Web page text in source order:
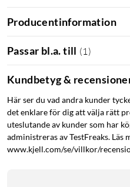
Producentinformation
Passar bl.a. till (1 )
Kundbetyg &
Här ser du vad andra kunder
det enklare för dig att välja rätt
uteslutande av kunder som har
administreras av TestFreaks.
www.kjell.com/se/villkor/